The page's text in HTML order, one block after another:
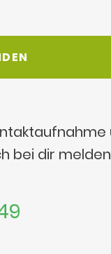
bei dir